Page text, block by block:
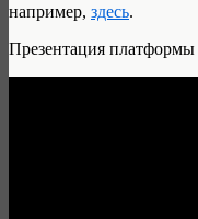
например, здесь.
Презентация платформы